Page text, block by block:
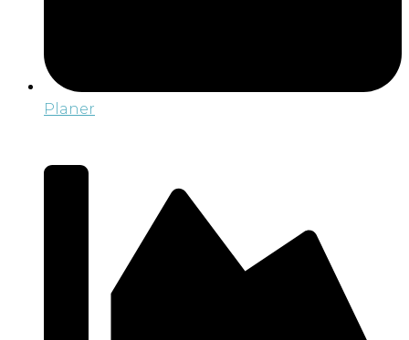
Planer